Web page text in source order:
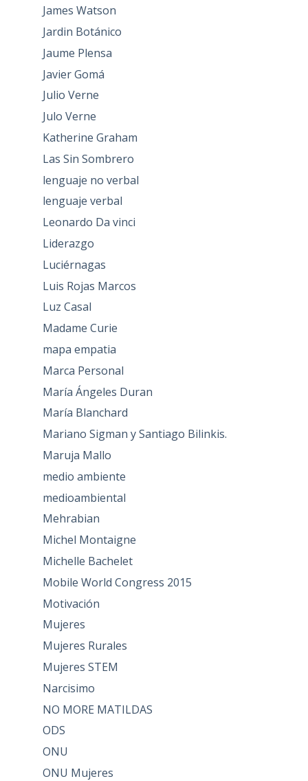
James Watson
Jardin Botánico
Jaume Plensa
Javier Gomá
Julio Verne
Julo Verne
Katherine Graham
Las Sin Sombrero
lenguaje no verbal
lenguaje verbal
Leonardo Da vinci
Liderazgo
Luciérnagas
Luis Rojas Marcos
Luz Casal
Madame Curie
mapa empatia
Marca Personal
María Ángeles Duran
María Blanchard
Mariano Sigman y Santiago Bilinkis.
Maruja Mallo
medio ambiente
medioambiental
Mehrabian
Michel Montaigne
Michelle Bachelet
Mobile World Congress 2015
Motivación
Mujeres
Mujeres Rurales
Mujeres STEM
Narcisimo
NO MORE MATILDAS
ODS
ONU
ONU Mujeres